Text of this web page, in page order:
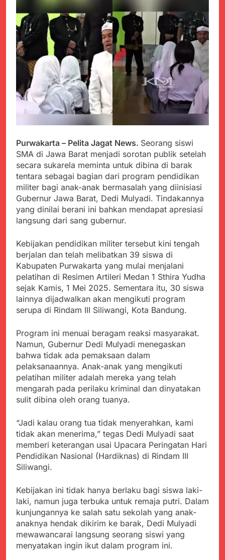
ADE SEBUT
PENYELENGGARAAN
SANGAT BAIK
Juli 22, 2024
Terungkap Dalang
Pemasok BHP Alkes ke
Puskesmas-
Puskesmas se-
kabupaten Sukabumi
selama 7 Tahun.
Juli 22, 2024
Warga Tersenyum
Bahagia Saat Satgas
Yonif 310/KK Bagikan
Puluhan Pakaian
Juli 22, 2024
Diduga Kadinkes Kab.
Sukabumi terlibat
dalam pengadaan obat
akan kadaluarsa di
Juli 22, 2024
Menkes diharap sidak
Puskesmas di Kab.
Sukabumi terkait
Dugaan beredar nya
Obat obatan Kadaluarsa
Juli 21, 2024
Polres Sumenep
Ungkap Kasus
Pencabulan Terhadap
Anak
Juli 21, 2024
Kisruh terkait Dugaan
Puskesmas beli obat
akan Kadaluarsa,Ketua
Komisi 4 DPRD
Angkat Bicara
Juli 21, 2024
Perindah Gereja,
Lakukan Pengecatan
Dan Pembenahan
Juli 21, 2024
Kadinkes kab. Sukabumi
Angkat Bicara Terkait
Dugaan pembelian obat
yang akan Kadaluarsa
oleh Puskesmas
Juli 21, 2024
Diduga Pembelian Obat
oleh Puskesmas di
Kab. Sukabumi yang
Juli 20, 2024
Perhatiannya, Satgas
Yonif 310/KK Berikan
Bantuan Duka Cita
Juli 20, 2024
Polda Jabar Beberkan
Perkembangan
Terbaru Kasus Dago
Elos
Juli 20, 2024
Kejaksaan Negeri Kab
Sukabumi didesak usut
penyelewengan
Pengadaan Buku Simi
Diduga Kuat
Inspektorat Kab,
Sukabumi
menyalahgunakan
Anggaran Thn 2023.
Juli 19, 2024
Sambut Tahun Ajaran
Bersihkan Lingkungan
Sekolah
Selisih APBD Tahun
2023 Kab.Sukabumi
Sebesar Rp 31 Miliar
Juli 16, 2024
Wujud Kepedulian Polri,
Kapolresta Sumenep
Koordinasikan dan
Berangkatkan Empat
Agustus 5, 2026
Purwakarta – Pelita Jagat News. Seorang siswi
SMA di Jawa Barat menjadi sorotan publik setelah
secara sukarela meminta untuk dibina di barak
tentara sebagai bagian dari program pendidikan
militer bagi anak-anak bermasalah yang diinisiasi
Gubernur Jawa Barat, Dedi Mulyadi. Tindakannya
yang dinilai berani ini bahkan mendapat apresiasi
langsung dari sang gubernur.
Kebijakan pendidikan militer tersebut kini tengah
berjalan dan telah melibatkan 39 siswa di
Kabupaten Purwakarta yang mulai menjalani
pelatihan di Resimen Artileri Medan 1 Sthira Yudha
sejak Kamis, 1 Mei 2025. Sementara itu, 30 siswa
lainnya dijadwalkan akan mengikuti program
serupa di Rindam III Siliwangi, Kota Bandung.
Program ini menuai beragam reaksi masyarakat.
Namun, Gubernur Dedi Mulyadi menegaskan
bahwa tidak ada pemaksaan dalam
pelaksanaannya. Anak-anak yang mengikuti
pelatihan militer adalah mereka yang telah
mengarah pada perilaku kriminal dan dinyatakan
sulit dibina oleh orang tuanya.
“Jadi kalau orang tua tidak menyerahkan, kami
tidak akan menerima,” tegas Dedi Mulyadi saat
memberi keterangan usai Upacara Peringatan Hari
Pendidikan Nasional (Hardiknas) di Rindam III
Siliwangi.
Kebijakan ini tidak hanya berlaku bagi siswa laki-
laki, namun juga terbuka untuk remaja putri. Dalam
kunjungannya ke salah satu sekolah yang anak-
anaknya hendak dikirim ke barak, Dedi Mulyadi
mewawancarai langsung seorang siswi yang
menyatakan ingin ikut dalam program ini.